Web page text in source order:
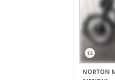
12
NORTON